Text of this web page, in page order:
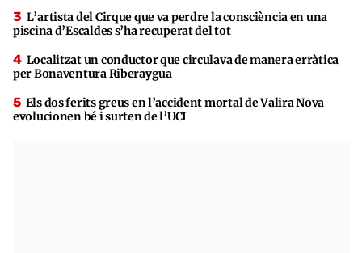
L’artista del Cirque que va perdre la consciència en una
piscina d’Escaldes s’ha recuperat del tot
Localitzat un conductor que circulava de manera erràtica
per Bonaventura Riberaygua
Els dos ferits greus en l’accident mortal de Valira Nova
evolucionen bé i surten de l’UCI